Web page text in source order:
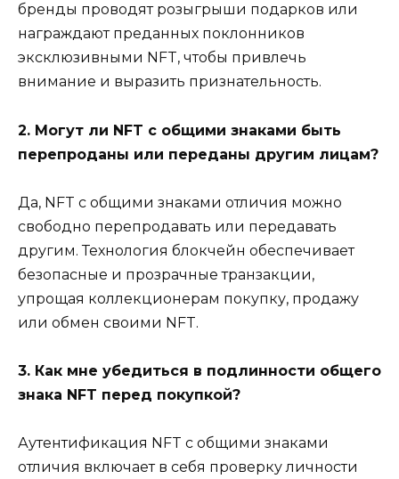
бренды проводят розыгрыши подарков или
награждают преданных поклонников
эксклюзивными NFT, чтобы привлечь
внимание и выразить признательность.
2. Могут ли NFT с общими знаками быть
перепроданы или переданы другим лицам?
Да, NFT с общими знаками отличия можно
свободно перепродавать или передавать
другим. Технология блокчейн обеспечивает
безопасные и прозрачные транзакции,
упрощая коллекционерам покупку, продажу
или обмен своими NFT.
3. Как мне убедиться в подлинности общего
знака NFT перед покупкой?
Аутентификация NFT с общими знаками
отличия включает в себя проверку личности